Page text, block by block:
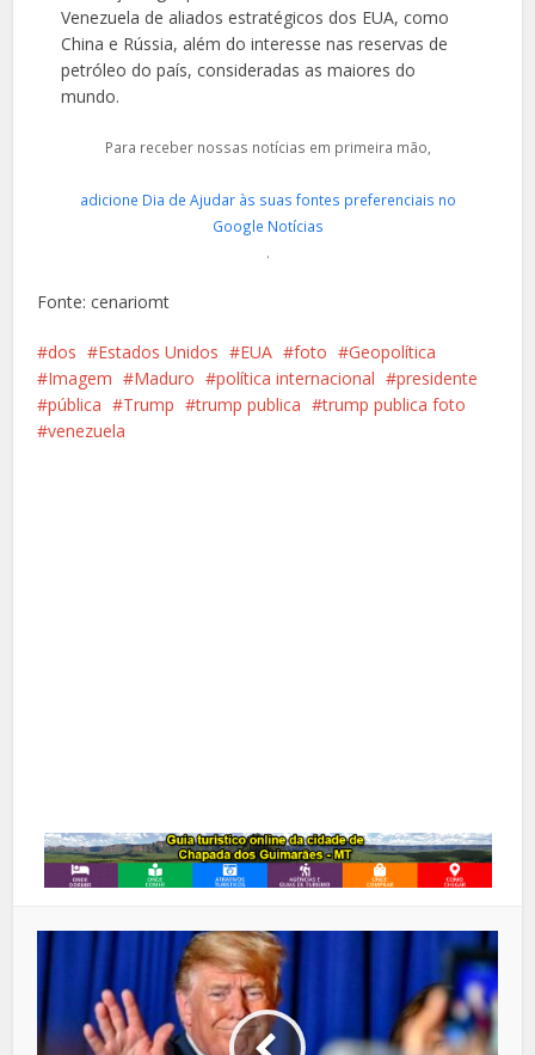
Venezuela de aliados estratégicos dos EUA, como
China e Rússia, além do interesse nas reservas de
petróleo do país, consideradas as maiores do
mundo.
Para receber nossas notícias em primeira mão,
adicione Dia de Ajudar às suas fontes preferenciais no
Google Notícias
.
Fonte: cenariomt
dos Estados Unidos EUA foto
Geopolítica
Imagem
Maduro política internacional
presidente
pública
Trump trump publica
trump publica foto
venezuela